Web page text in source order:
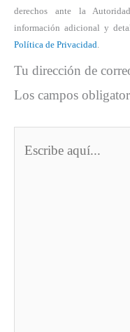
derechos ante la
información adicional y
Política de Privacidad
Tu dirección de
Los campos